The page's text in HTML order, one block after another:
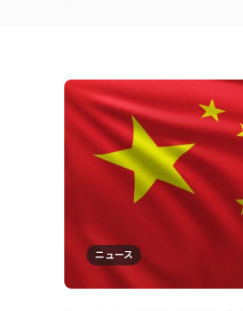
ニュース